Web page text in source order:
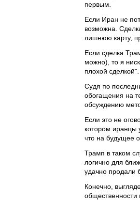
первым.
Если Иран не
возможна.
лишнюю карту,
Если сделка
можно), то я
плохой сделкой".
Судя по
обогащения на
обсуждению
Если это не
котором иранцы
что на будущее
Трамп в таком
логично для
удачно продали
Конечно,
общественности